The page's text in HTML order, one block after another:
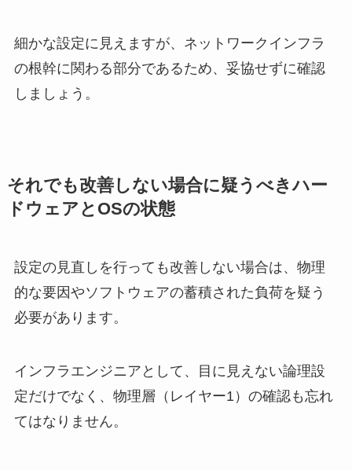
細かな設定に見えますが、ネットワークインフラ
の根幹に関わる部分であるため、妥協せずに確認
しましょう。
それでも改善しない場合に疑うべきハー
ドウェアとOSの状態
設定の見直しを行っても改善しない場合は、物理
的な要因やソフトウェアの蓄積された負荷を疑う
必要があります。
インフラエンジニアとして、目に見えない論理設
定だけでなく、物理層（レイヤー1）の確認も忘れ
てはなりません。